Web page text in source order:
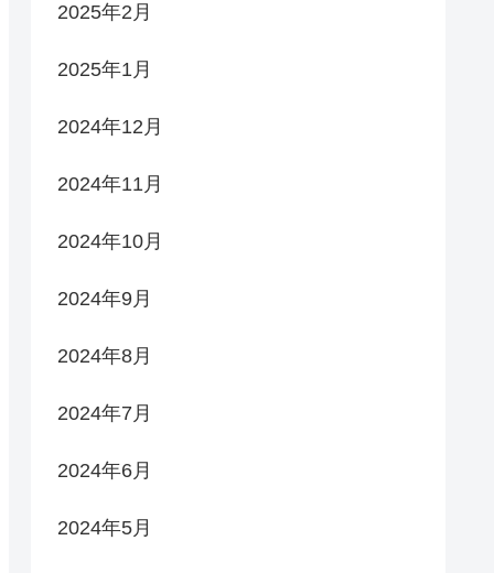
2025年2月
2025年1月
2024年12月
2024年11月
2024年10月
2024年9月
2024年8月
2024年7月
2024年6月
2024年5月